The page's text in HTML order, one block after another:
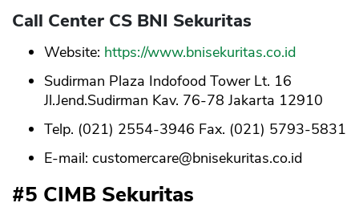
Call Center CS BNI Sekuritas
Website: https://www.bnisekuritas.co.id
Sudirman Plaza Indofood Tower Lt. 16
Jl.Jend.Sudirman Kav. 76-78 Jakarta 12910
Telp. (021) 2554-3946 Fax. (021) 5793-5831
E-mail: customercare@bnisekuritas.co.id
#5 CIMB Sekuritas